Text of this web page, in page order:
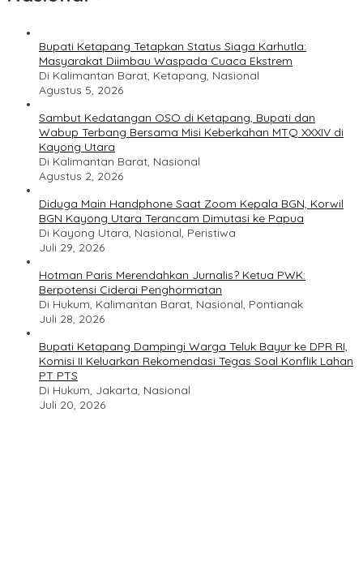
Bupati Ketapang Tetapkan Status Siaga Karhutla:
Masyarakat Diimbau Waspada Cuaca Ekstrem
Di Kalimantan Barat, Ketapang, Nasional
Agustus 5, 2026
Sambut Kedatangan OSO di Ketapang, Bupati dan
Wabup Terbang Bersama Misi Keberkahan MTQ XXXIV di
Kayong Utara
Di Kalimantan Barat, Nasional
Agustus 2, 2026
Diduga Main Handphone Saat Zoom Kepala BGN, Korwil
BGN Kayong Utara Terancam Dimutasi ke Papua
Di Kayong Utara, Nasional, Peristiwa
Juli 29, 2026
Hotman Paris Merendahkan Jurnalis? Ketua PWK:
Berpotensi Ciderai Penghormatan
Di Hukum, Kalimantan Barat, Nasional, Pontianak
Juli 28, 2026
Bupati Ketapang Dampingi Warga Teluk Bayur ke DPR RI,
Komisi II Keluarkan Rekomendasi Tegas Soal Konflik Lahan
PT PTS
Di Hukum, Jakarta, Nasional
Juli 20, 2026